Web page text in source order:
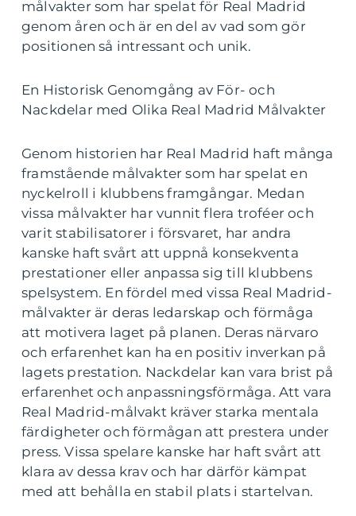
målvakter som har spelat för Real Madrid
genom åren och är en del av vad som gör
positionen så intressant och unik.
En Historisk Genomgång av För- och
Nackdelar med Olika Real Madrid Målvakter
Genom historien har Real Madrid haft många
framstående målvakter som har spelat en
nyckelroll i klubbens framgångar. Medan
vissa målvakter har vunnit flera troféer och
varit stabilisatorer i försvaret, har andra
kanske haft svårt att uppnå konsekventa
prestationer eller anpassa sig till klubbens
spelsystem. En fördel med vissa Real Madrid-
målvakter är deras ledarskap och förmåga
att motivera laget på planen. Deras närvaro
och erfarenhet kan ha en positiv inverkan på
lagets prestation. Nackdelar kan vara brist på
erfarenhet och anpassningsförmåga. Att vara
Real Madrid-målvakt kräver starka mentala
färdigheter och förmågan att prestera under
press. Vissa spelare kanske har haft svårt att
klara av dessa krav och har därför kämpat
med att behålla en stabil plats i startelvan.